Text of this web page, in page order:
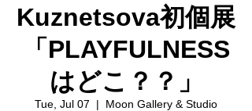
Kuznetsova初個展
「PLAYFULNESS
はどこ？？」
Tue, Jul 07
  |
Moon Gallery & Studio